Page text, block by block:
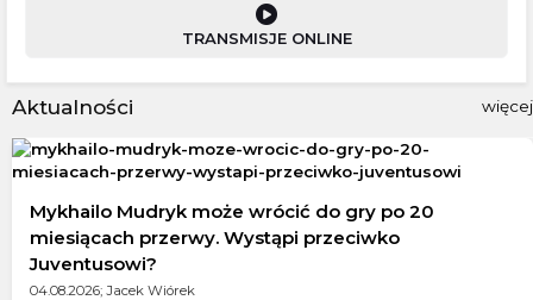
TRANSMISJE ONLINE
Aktualności więcej
Mykhailo Mudryk może wrócić do gry po 20
miesiącach przerwy. Wystąpi przeciwko
Juventusowi?
04.08.2026; Jacek Wiórek